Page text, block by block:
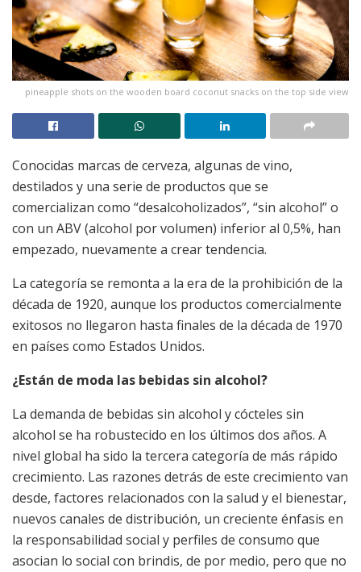
pineapple shots on the wooden board coconut snacks on the top side view
Conocidas marcas de cerveza, algunas de vino,
destilados y una serie de productos que se
comercializan como “desalcoholizados”, “sin alcohol” o
con un ABV (alcohol por volumen) inferior al 0,5%, han
empezado, nuevamente a crear tendencia.
La categoría se remonta a la era de la prohibición de la
década de 1920, aunque los productos comercialmente
exitosos no llegaron hasta finales de la década de 1970
en países como Estados Unidos.
¿Están de moda las bebidas sin alcohol?
La demanda de bebidas sin alcohol y cócteles sin
alcohol se ha robustecido en los últimos dos años. A
nivel global ha sido la tercera categoría de más rápido
crecimiento. Las razones detrás de este crecimiento van
desde, factores relacionados con la salud y el bienestar,
nuevos canales de distribución, un creciente énfasis en
la responsabilidad social y perfiles de consumo que
asocian lo social con brindis, de por medio, pero que no